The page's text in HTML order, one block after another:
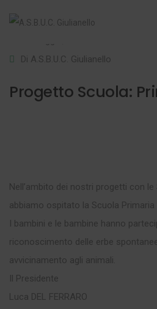
Di A.S.B.U.C. Giulianello
Progetto Scuola:
Nell’ambito dei nostri progetti con le
abbiamo ospitato la Scuola Primaria
I bambini e le bambine hanno
riconoscimento delle erbe
avvicinamento agli animali.
Il Presidente
Luca DEL FERRARO